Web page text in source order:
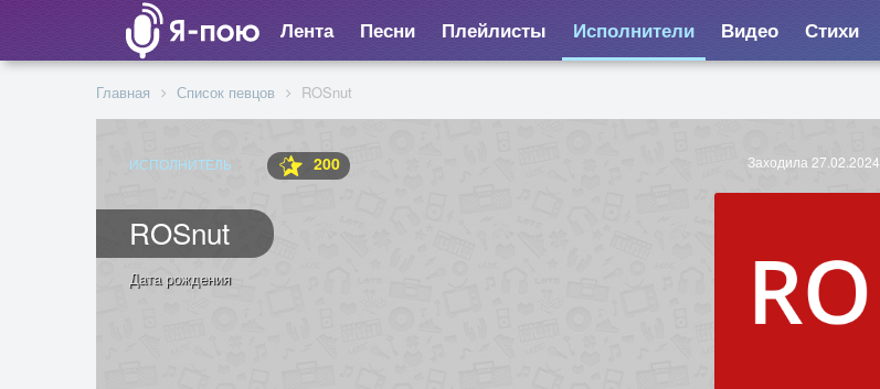
Лента Песни Плейлисты Исполнители Видео Стихи
Главная Список певцов ROSnut
ИСПОЛНИТЕЛЬ 200
ROSnut
Заходила 27.02.2024
Дата рождения